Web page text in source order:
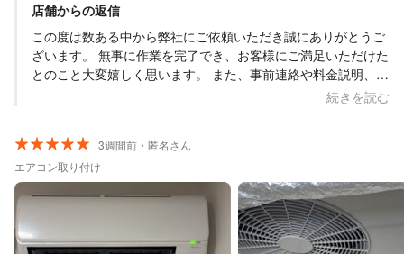
となども教えていただけて、工事についても安心してお任せでき
ました。 私は2階に居ましたが、主人とは作業中も同業者さんの
お話やエアコン27年問題についても色々お話した様でよかったで
す。 わざわざ遠いのに西宮から来ていただいて申し訳なかったで
すが、こちらはお願いしてよかったと大満足です！ またエアコン
店舗からの返信
この度は数ある中から弊社にご依頼いただき誠にありがとうご
ざいます。 無事に作業を完了でき、お客様にご満足いただけた
とのこと大変嬉しく思います。 また、事前連絡や料金説明、施
工内容についてご評価いただきありがとうございます。担当の
てたようで何よりです。お客様に安心して工事をお任せいただ
けるよう、今後も分かりやすいご説明を心掛けてまいります。
西宮からの訪問にも温かいお言葉をいただき、スタッフ一同大
変励みになります。 またエアコンの交換やお困りごとがござい
ましたら、ぜひお気軽にご相談ください。 今後ともよろしくお
願いいたします。
続きを読む
3週間前・匿名さん
エアコン取り付け